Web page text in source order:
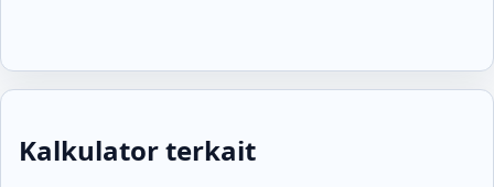
Kalkulator terkait